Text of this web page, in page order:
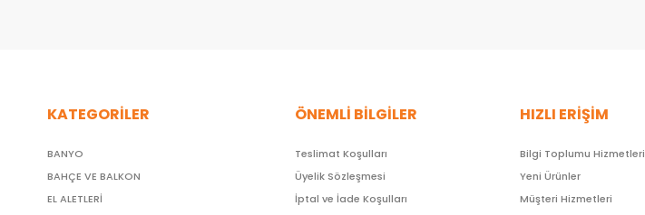
KATEGORİLER
BANYO
BAHÇE VE BALKON
EL ALETLERİ
ÖNEMLİ BİLGİLER
Teslimat Koşulları
Üyelik Sözleşmesi
İptal ve İade Koşulları
HIZLI ERİŞİM
Bilgi Toplumu Hizmetleri
Yeni Ürünler
Müşteri Hizmetleri